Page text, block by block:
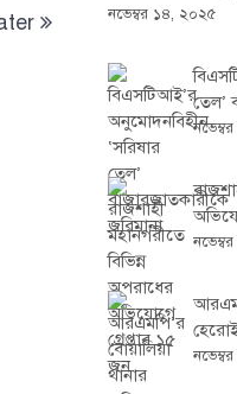
নভেম্বর ১৪, ২০২৫
তেল’